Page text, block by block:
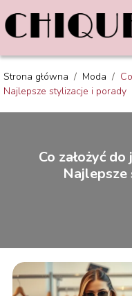
Strona główna / Moda /
Najlepsze stylizacje i porady
Co założyć